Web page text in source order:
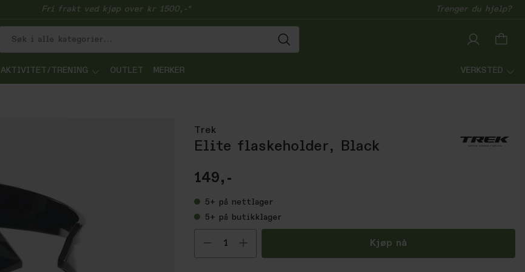
Fri frakt ved kjøp over kr 1500,-* Trenger du hjelp?
AKTIVITET/TRENING OUTLET MERKER VERKSTED
Trek
Elite flaskeholder, Black
149,-
5+ på nettlager
5+ på butikklager
Velg antall Kjøp nå